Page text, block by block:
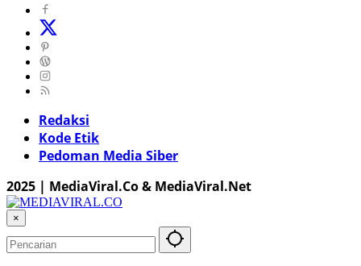
Redaksi
Kode Etik
Pedoman Media Siber
2025 | MediaViral.Co & MediaViral.Net
×